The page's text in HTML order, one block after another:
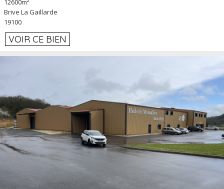
12600m²
Brive La Gaillarde
19100
VOIR CE BIEN